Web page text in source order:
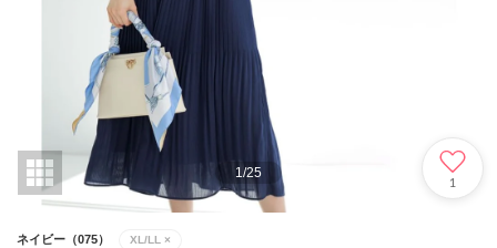
1 /25
1
ネイビー（075） XL/LL ×